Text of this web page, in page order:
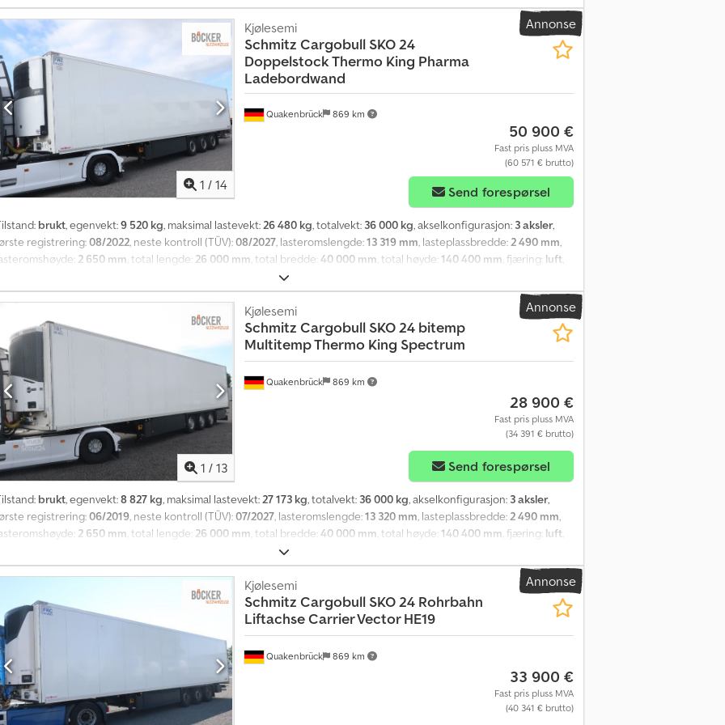
Annonse
1 / 14
Quakenbrück 869 km
Kjølesemi
Schmitz Cargobull SKO 24
Doppelstock Thermo King Pharma
Ladebordwand
50 900 €
Fast pris pluss MVA
(60 571 € brutto)
Send forespørsel
brukt, egenvekt:9 520 kg, maksimal lastevekt:26 480 kg, totalvekt: 36 000 kg, akselkonfigurasjon: 3 aksler,
registrering:08/2022, neste kontroll (TÜV):08/2027, lasteromslengde:13 319 mm, lasteplassbredde:2 490 mm,
2 650 mm, total lengde: 26 000 mm, total bredde:40 000 mm, total høyde:140 400 mm, fjæring: luft,
, forhjul dekkdimensjon:
65 R 22.5, utslippsklasse:ingen, Utstyr:ABS, bakløfter,
Annonse
1 / 13
Quakenbrück 869 km
Kjølesemi
Schmitz Cargobull SKO 24 bitemp
Multitemp Thermo King Spectrum
28 900 €
Fast pris pluss MVA
(34 391 € brutto)
Send forespørsel
brukt, egenvekt:8 827 kg, maksimal lastevekt:27 173 kg, totalvekt: 36 000 kg, akselkonfigurasjon: 3 aksler,
registrering:06/2019, neste kontroll (TÜV):07/2027, lasteromslengde:13 320 mm, lasteplassbredde:2 490 mm,
2 650 mm, total lengde: 26 000 mm, total bredde:40 000 mm, total høyde:140 400 mm, fjæring: luft,
, forhjul dekkdimensjon:
, utslippsklasse:ingen, Utstyr:ABS,
Annonse
Quakenbrück 869 km
Kjølesemi
Schmitz Cargobull SKO 24 Rohrbahn
Liftachse Carrier Vector HE19
33 900 €
Fast pris pluss MVA
(40 341 € brutto)